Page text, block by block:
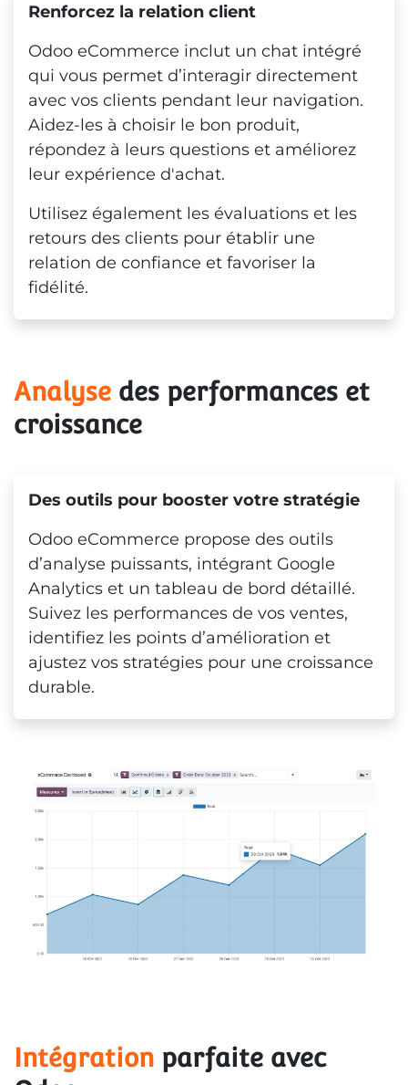
Renforcez la relation client
Odoo eCommerce inclut un chat intégré
qui vous permet d’interagir directement
avec vos clients pendant leur navigation.
Aidez-les à choisir le bon produit,
répondez à leurs questions et améliorez
leur expérience d'achat.
Utilisez également les évaluations et les
retours des clients pour établir une
relation de confiance et favoriser la
fidélité.
Analyse des performances et
croissance
Des outils pour booster votre stratégie
Odoo eCommerce propose des outils
d’analyse puissants, intégrant Google
Analytics et un tableau de bord détaillé.
Suivez les performances de vos ventes,
identifiez les points d’amélioration et
ajustez vos stratégies pour une croissance
durable.
Intégration parfaite avec